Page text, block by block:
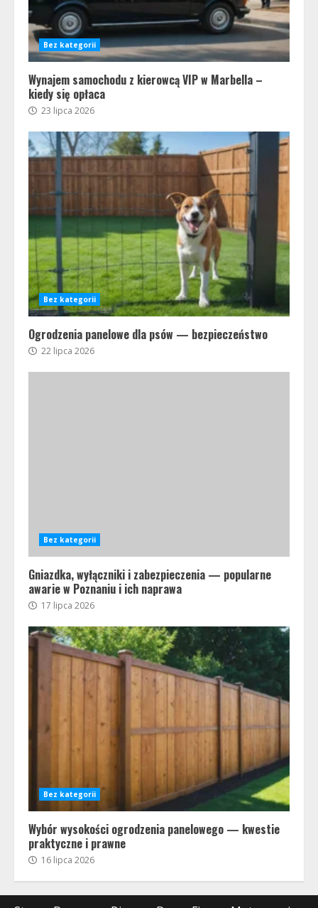
Bez kategorii
Wynajem samochodu z kierowcą VIP w Marbella –
kiedy się opłaca
23 lipca 2026
Bez kategorii
Ogrodzenia panelowe dla psów — bezpieczeństwo
22 lipca 2026
Bez kategorii
Gniazdka, wyłączniki i zabezpieczenia — popularne
awarie w Poznaniu i ich naprawa
17 lipca 2026
Bez kategorii
Wybór wysokości ogrodzenia panelowego — kwestie
praktyczne i prawne
16 lipca 2026